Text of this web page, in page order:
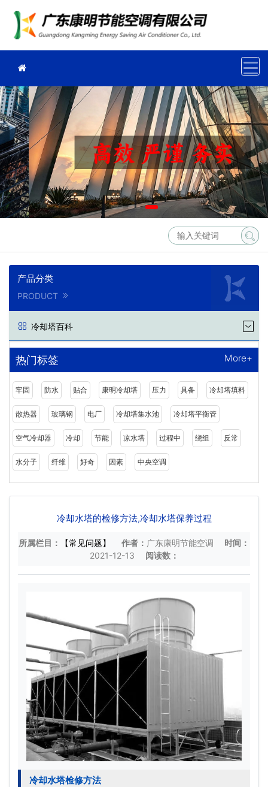
产品分类
PRODUCT
冷却塔百科
热门标签 More+
牢固 防水 贴合 康明冷却塔 压力 具备 冷却塔填料
散热器 玻璃钢 电厂 冷却塔集水池 冷却塔平衡管
空气冷却器 冷却 节能 凉水塔 过程中 绕组 反常
水分子 纤维 好奇 因素 中央空调
冷却水塔的检修方法,冷却水塔保养过程
所属栏目： 【常见问题】 作者： 广东康明节能空调
时间：
2021-12-13
阅读数：
冷却水塔检修方法